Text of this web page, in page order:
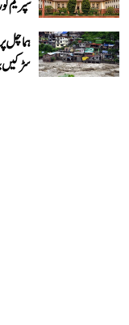
سپریم
سڑکیں بند، 224